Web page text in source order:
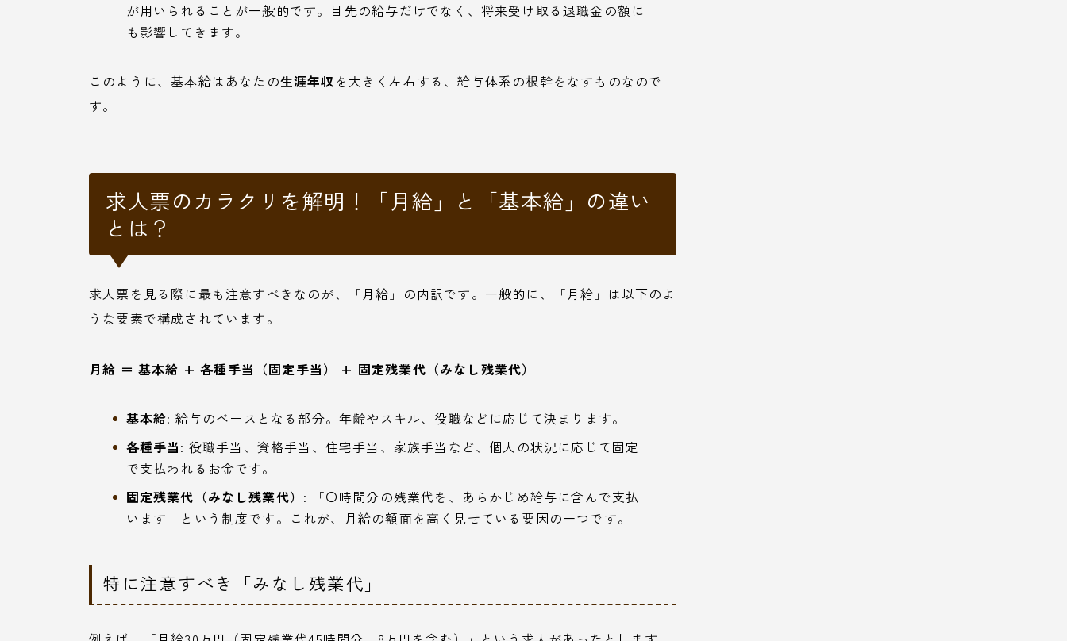
が用いられることが一般的です。目先の給与だけでなく、将来受け取る退職金の額に
も影響してきます。
このように、基本給はあなたの生涯年収を大きく左右する、給与体系の根幹をなすものなので
す。
求人票のカラクリを解明！「月給」と「基本給」の違い
とは？
求人票を見る際に最も注意すべきなのが、「月給」の内訳です。一般的に、「月給」は以下のよ
うな要素で構成されています。
月給 ＝ 基本給 + 各種手当（固定手当） + 固定残業代（みなし残業代）
基本給: 給与のベースとなる部分。年齢やスキル、役職などに応じて決まります。
各種手当: 役職手当、資格手当、住宅手当、家族手当など、個人の状況に応じて固定
で支払われるお金です。
固定残業代（みなし残業代） : 「〇時間分の残業代を、あらかじめ給与に含んで支払
います」という制度です。これが、月給の額面を高く見せている要因の一つです。
特に注意すべき「みなし残業代」